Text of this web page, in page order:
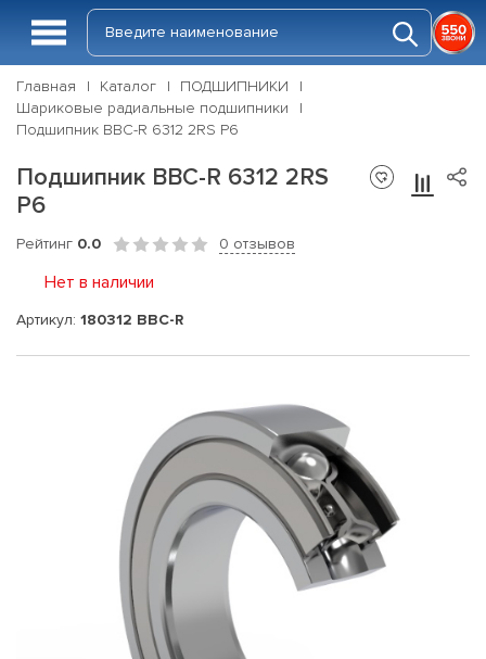
Главная Каталог
ПОДШИПНИКИ
Шариковые радиальные подшипники
Подшипник BBC-R 6312 2RS P6
Подшипник BBC-R 6312 2RS
P6
Рейтинг 0.0 0 отзывов
Нет в наличии
Артикул: 180312 BBC-R